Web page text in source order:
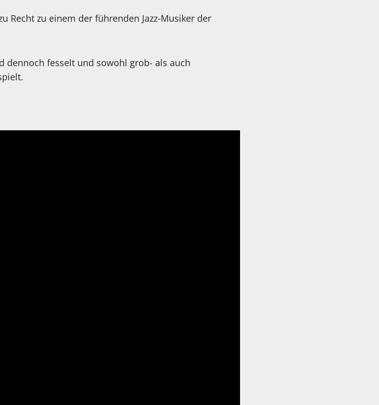
Recht zu einem der führenden Jazz-Musiker der
dennoch fesselt und sowohl grob- als auch